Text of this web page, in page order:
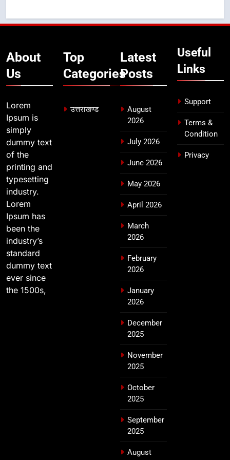
खेल महाकुंभ 2026ः 01 सितंबर से सजेगा
मुख्यमंत्री चौम्पियनशिप ट्रॉफी का मंच,
न्याय पंचायत से राज्य स्तर तक होगा
उत्तराखण्ड
About
Us
Lorem
Ipsum is
simply
dummy text
of the
printing and
typesetting
industry.
Lorem
Ipsum has
been the
industry’s
standard
dummy text
ever since
the 1500s,
Top
Categories
उत्तराखण्ड
Latest
Posts
August
2026
July 2026
June 2026
May 2026
April 2026
March
2026
February
2026
January
2026
December
2025
November
2025
October
2025
September
2025
August
Useful
Links
Support
Terms &
Condition
Privacy